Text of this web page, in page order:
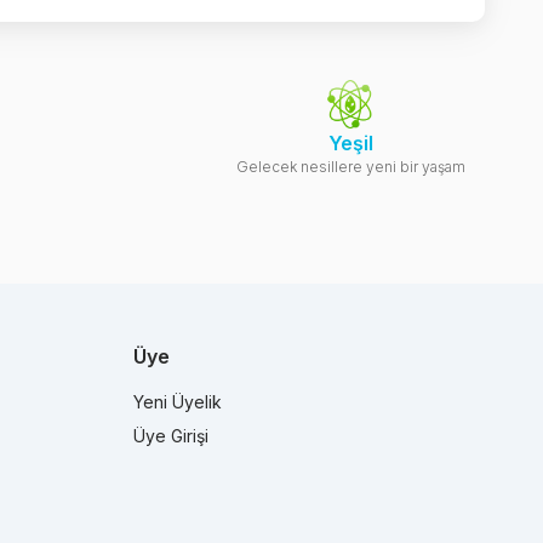
Yeşil
Gelecek nesillere yeni bir yaşam
Üye
Yeni Üyelik
Üye Girişi